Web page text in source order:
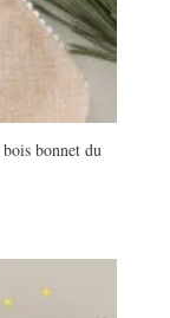
bonnet du